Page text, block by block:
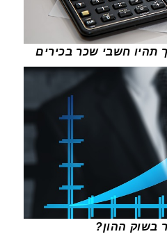
תהיו חשבי שכר בכירים
בשוק ההון?